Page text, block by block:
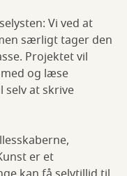
Vi ved at
særligt tager den
Projektet vil
og læse
selv at skrive
er et